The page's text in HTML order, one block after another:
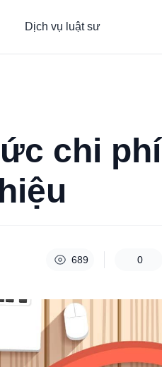
Dịch vụ luật sư
chi phí
689 0